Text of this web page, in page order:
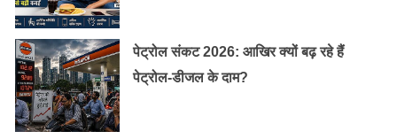
पेट्रोल संकट 2026: आखिर क्यों बढ़ रहे हैं
पेट्रोल-डीजल के दाम?